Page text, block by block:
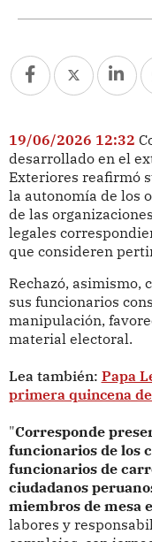
19/06/2026 12:32
desarrollado en el
Exteriores reafirmó
la autonomía de los
de las
legales
que consideren
Rechazó, asimismo,
sus funcionarios
manipulación,
material electoral.
Lea también: Papa
primera quincena
"Corresponde
funcionarios de los
funcionarios de
ciudadanos
miembros de mesa
labores y